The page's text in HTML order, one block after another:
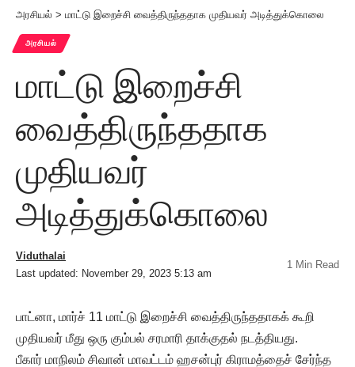
அரசியல் > மாட்டு இறைச்சி வைத்திருந்ததாக முதியவர் அடித்துக்கொலை
அரசியல்
மாட்டு இறைச்சி
வைத்திருந்ததாக
முதியவர்
அடித்துக்கொலை
Last updated: November 29, 2023 5:13 am
Viduthalai
1 Min Read
பாட்னா, மார்ச் 11 மாட்டு இறைச்சி வைத்திருந்ததாகக் கூறி
முதியவர் மீது ஒரு கும்பல் சரமாரி தாக்குதல் நடத்தியது.
பீகார் மாநிலம் சிவான் மாவட்டம் ஹசன்புர் கிராமத்தைச் சேர்ந்த